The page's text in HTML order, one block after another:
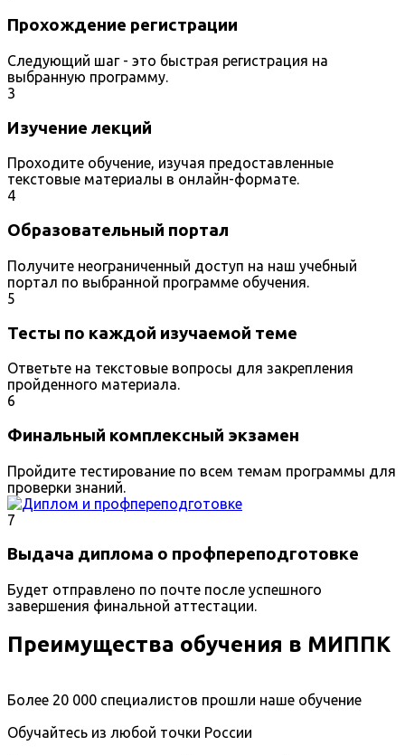
Прохождение регистрации
Следующий шаг - это быстрая регистрация на
выбранную программу.
3
Изучение лекций
Проходите обучение, изучая предоставленные
текстовые материалы в онлайн-формате.
4
Образовательный портал
Получите неограниченный доступ на наш учебный
портал по выбранной программе обучения.
5
Тесты по каждой изучаемой теме
Ответьте на текстовые вопросы для закрепления
пройденного материала.
6
Финальный комплексный экзамен
Пройдите тестирование по всем темам программы для
проверки знаний.
7
Выдача диплома о профпереподготовке
Будет отправлено по почте после успешного
завершения финальной аттестации.
Преимущества обучения в МИППК
Более 20 000 специалистов прошли наше обучение
Обучайтесь из любой точки России